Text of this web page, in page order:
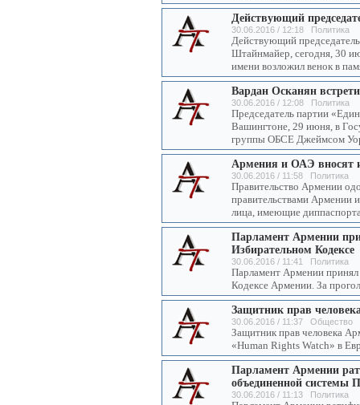
Действующий
30.06.2016 / 12:18 Политика
Действующий
Штайнмайер, сегодня, 30
имени возложил венок в
Вардан Осканян
30.06.2016 / 12:08 Политика
Председатель партии
Вашингтоне, 29 июня, в
группы ОБСЕ Джеймсом
Армения и ОАЭ вносят
30.06.2016 / 11:58 Политика
Правительство Армении
правительствами
лица, имеющие
Парламент Армении
Избирательном Кодексе
30.06.2016 / 11:41 Политика
Парламент Армении принял
Кодексе Армении. За
Защитник прав
30.06.2016 / 11:37 Общество
Защитник прав человека
«Human Rights Watch» в
Парламент Армении
объединенной системы
30.06.2016 / 11:13 Политика